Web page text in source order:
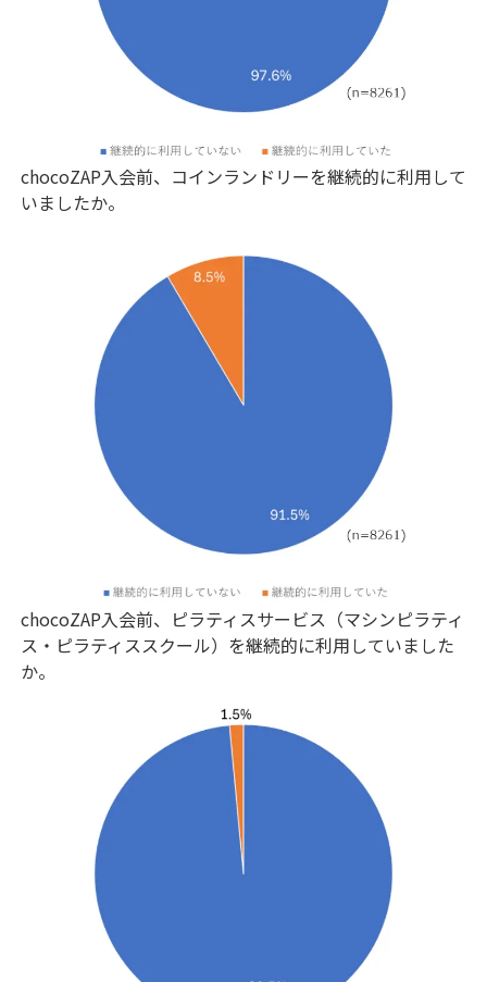
chocoZAP入会前、コインランドリーを継続的に利用して
いましたか。
chocoZAP入会前、ピラティスサービス（マシンピラティ
ス・ピラティススクール）を継続的に利用していました
か。